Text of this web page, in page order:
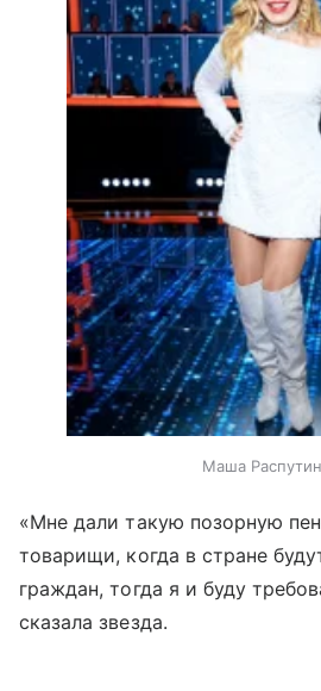
Маша
«Мне дали такую позорную
товарищи, когда в стране
граждан, тогда я и буду
сказала звезда.